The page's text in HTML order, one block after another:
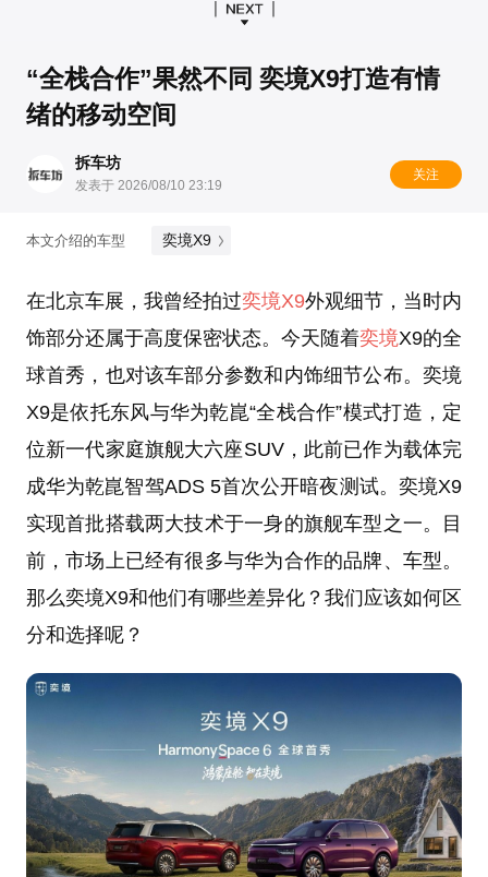
“全栈合作”果然不同 奕境X9打造有情
绪的移动空间
拆车坊
发表于 2026/08/10 23:19
关注
本文介绍的车型 奕境X9
在北京车展，我曾经拍过奕境X9外观细节，当时内
饰部分还属于高度保密状态。今天随着奕境X9的全
球首秀，也对该车部分参数和内饰细节公布。奕境
X9是依托东风与华为乾崑“全栈合作”模式打造，定
位新一代家庭旗舰大六座SUV，此前已作为载体完
成华为乾崑智驾ADS 5首次公开暗夜测试。奕境X9
实现首批搭载两大技术于一身的旗舰车型之一。目
前，市场上已经有很多与华为合作的品牌、车型。
那么奕境X9和他们有哪些差异化？我们应该如何区
分和选择呢？